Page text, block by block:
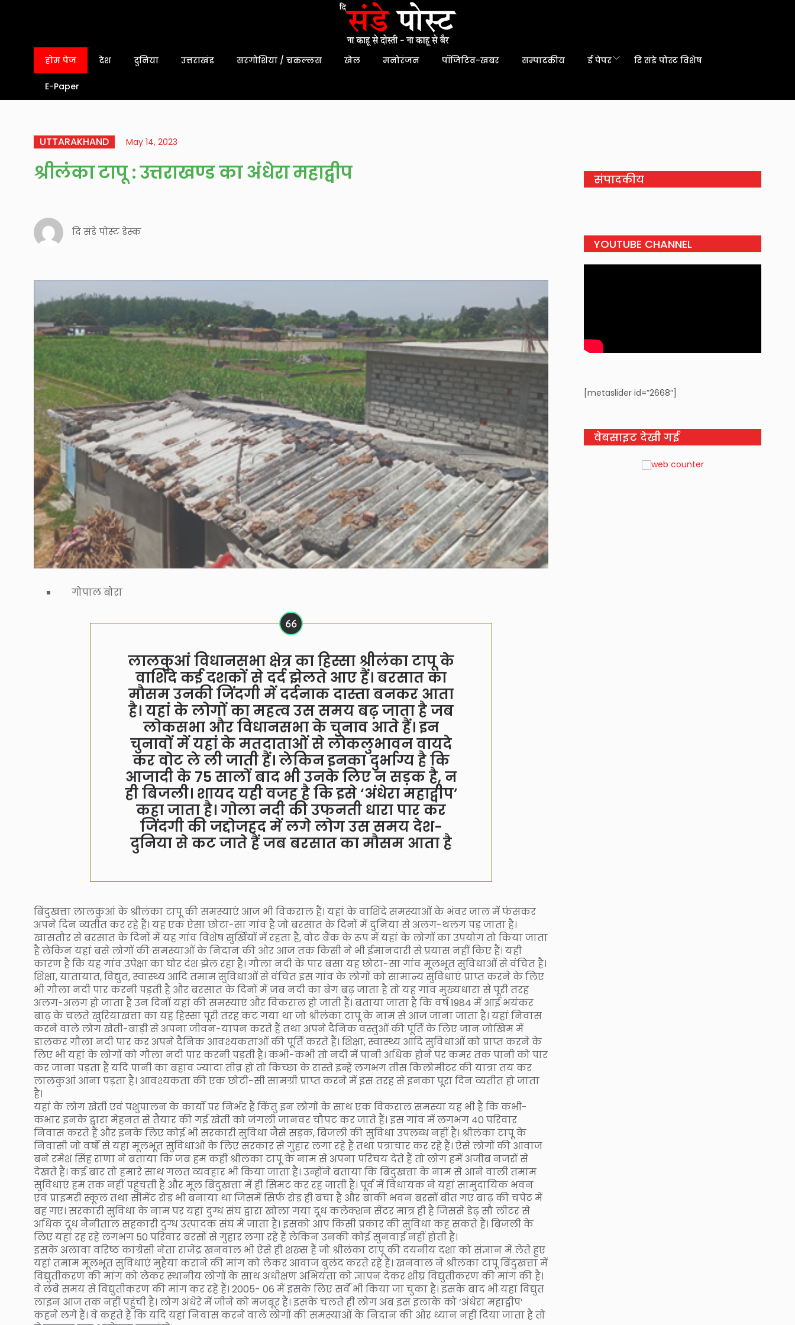
होम पेज देश दुनिया उत्तराखंड सरगोशियां / चकल्लस खेल मनोरंजन पॉजिटिव-खबर सम्पादकीय ई पेपर दि संडे पोस्ट विशेष
E-Paper
UTTARAKHAND May 14, 2023
श्रीलंका टापू : उत्तराखण्ड का अंधेरा महाद्वीप
दि संडे पोस्ट डेस्क
गोपाल बोरा
लालकुआं विधानसभा क्षेत्र का हिस्सा श्रीलंका टापू के
वाशिंदे कई दशकों से दर्द झेलते आए हैं। बरसात का
मौसम उनकी जिंदगी में दर्दनाक दास्ता बनकर आता
है। यहां के लोगों का महत्व उस समय बढ़ जाता है जब
लोकसभा और विधानसभा के चुनाव आते हैं। इन
चुनावों में यहां के मतदाताओं से लोकलुभावन वायदे
कर वोट ले ली जाती हैं। लेकिन इनका दुर्भाग्य है कि
आजादी के 75 सालों बाद भी उनके लिए न सड़क है, न
ही बिजली। शायद यही वजह है कि इसे ‘अंधेरा महाद्वीप’
कहा जाता है। गोला नदी की उफनती धारा पार कर
जिंदगी की जद्दोजहद में लगे लोग उस समय देश-
दुनिया से कट जाते हैं जब बरसात का मौसम आता है
बिंदुखत्ता लालकुआं के श्रीलंका टापू की समस्याएं आज भी विकराल हैं। यहां के वाशिंदे समस्याओं के भंवर जाल में फंसकर
अपने दिन व्यतीत कर रहे हैं। यह एक ऐसा छोटा-सा गांव है जो बरसात के दिनों में दुनिया से अलग-थलग पड़ जाता है।
खासतौर से बरसात के दिनों में यह गांव विशेष सुर्खियों में रहता है, वोट बैंक के रूप में यहां के लोगों का उपयोग तो किया जाता
है लेकिन यहां बसे लोगों की समस्याओं के निदान की ओर आज तक किसी ने भी ईमानदारी से प्रयास नहीं किए हैं। यही
कारण है कि यह गांव उपेक्षा का घोर दंश झेल रहा है। गौला नदी के पार बसा यह छोटा-सा गांव मूलभूत सुविधाओं से वंचित है।
शिक्षा, यातायात, विद्युत, स्वास्थ्य आदि तमाम सुविधाओं से वंचित इस गांव के लोगों को सामान्य सुविधाएं प्राप्त करने के लिए
भी गौला नदी पार करनी पड़ती है और बरसात के दिनों में जब नदी का बेग बढ़ जाता है तो यह गांव मुख्यधारा से पूरी तरह
अलग-अलग हो जाता है उन दिनों यहां की समस्याएं और विकराल हो जाती हैं। बताया जाता है कि वर्ष 1984 में आई भयंकर
बाढ़ के चलते खुरियाखत्ता का यह हिस्सा पूरी तरह कट गया था जो श्रीलंका टापू के नाम से आज जाना जाता है। यहां निवास
करने वाले लोग खेती-बाड़ी से अपना जीवन-यापन करते हैं तथा अपने दैनिक वस्तुओं की पूर्ति के लिए जान जोखिम में
डालकर गौला नदी पार कर अपने दैनिक आवश्यकताओं की पूर्ति करते हैं। शिक्षा, स्वास्थ्य आदि सुविधाओं को प्राप्त करने के
लिए भी यहां के लोगों को गौला नदी पार करनी पड़ती है। कभी-कभी तो नदी में पानी अधिक होने पर कमर तक पानी को पार
कर जाना पड़ता है यदि पानी का बहाव ज्यादा तीव्र हो तो किच्छा के रास्ते इन्हें लगभग तीस किलोमीटर की यात्रा तय कर
लालकुआं आना पड़ता है। आवश्यकता की एक छोटी-सी सामग्री प्राप्त करने में इस तरह से इनका पूरा दिन व्यतीत हो जाता
है।
यहां के लोग खेती एवं पशुपालन के कार्यों पर निर्भर हैं किंतु इन लोगों के साथ एक विकराल समस्या यह भी है कि कभी-
कभार इनके द्वारा मेहनत से तैयार की गई खेती को जंगली जानवर चौपट कर जाते हैं। इस गांव में लगभग 40 परिवार
निवास करते हैं और इनके लिए कोई भी सरकारी सुविधा जैसे सड़क, बिजली की सुविधा उपलब्ध नहीं है। श्रीलंका टापू के
निवासी जो वर्षों से यहां मूलभूत सुविधाओं के लिए सरकार से गुहार लगा रहे हैं तथा पत्राचार कर रहे हैं। ऐसे लोगों की आवाज
बने रमेश सिंह राणा ने बताया कि जब हम कहीं श्रीलंका टापू के नाम से अपना परिचय देते हैं तो लोग हमें अजीब नजरों से
देखते हैं। कई बार तो हमारे साथ गलत व्यवहार भी किया जाता है। उन्होंने बताया कि बिंदुखत्ता के नाम से आने वाली तमाम
सुविधाएं हम तक नहीं पहुंचती हैं और मूल बिंदुखत्ता में ही सिमट कर रह जाती हैं। पूर्व में विधायक ने यहां सामुदायिक भवन
एवं प्राइमरी स्कूल तथा सीमेंट रोड भी बनाया था जिसमें सिर्फ रोड ही बचा है और बाकी भवन बरसों बीत गए बाढ़ की चपेट में
बह गए। सरकारी सुविधा के नाम पर यहां दुग्ध संघ द्वारा खोला गया दूध कलेक्शन सेंटर मात्र ही है जिससे डेढ़ सौ लीटर से
अधिक दूध नैनीताल सहकारी दुग्ध उत्पादक संघ में जाता है। इसको आप किसी प्रकार की सुविधा कह सकते हैं। बिजली के
लिए यहां रह रहे लगभग 50 परिवार बरसों से गुहार लगा रहे हैं लेकिन उनकी कोई सुनवाई नहीं होती है।
इसके अलावा वरिष्ठ कांग्रेसी नेता राजेंद्र खनवाल भी ऐसे ही शख्स हैं जो श्रीलंका टापू की दयनीय दशा को संज्ञान में लेते हुए
यहां तमाम मूलभूत सुविधाएं मुहैया कराने की मांग को लेकर आवाज बुलंद करते रहे हैं। खनवाल ने श्रीलंका टापू बिंदुखत्ता में
विद्युतीकरण की मांग को लेकर स्थानीय लोगों के साथ अधीक्षण अभियंता को ज्ञापन देकर शीघ्र विद्युतीकरण की मांग की है।
वे लंबे समय से विद्युतीकरण की मांग कर रहे हैं। 2005- 06 में इसके लिए सर्वे भी किया जा चुका है। इसके बाद भी यहां विद्युत
लाइन आज तक नहीं पहुंची है। लोग अंधेरे में जीने को मजबूर हैं। इसके चलते ही लोग अब इस इलाके को ‘अंधेरा महाद्वीप’
कहने लगे हैं। वे कहते हैं कि यदि यहां निवास करने वाले लोगों की समस्याओं के निदान की ओर ध्यान नहीं दिया जाता है तो
संपादकीय
YOUTUBE CHANNEL
[metaslider id=”2668″]
वेबसाइट देखी गई